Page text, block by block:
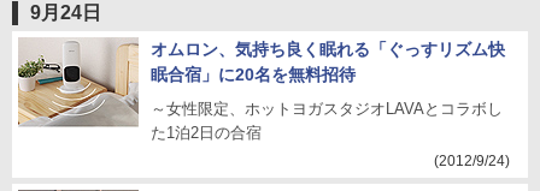
9月24日
オムロン、気持ち良く眠れる「ぐっすリズム快
眠合宿」に20名を無料招待
～女性限定、ホットヨガスタジオLAVAとコラボし
た1泊2日の合宿
(2012/9/24)